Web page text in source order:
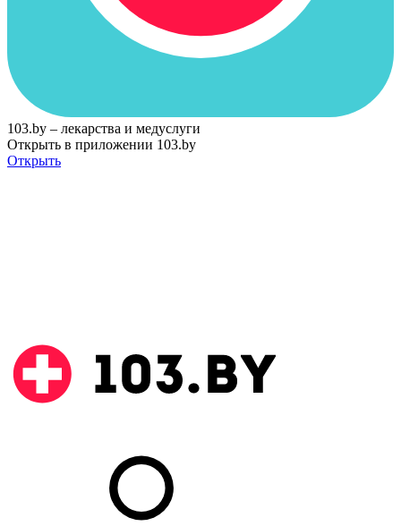
103.by – лекарства и медуслуги
Открыть в приложении 103.by
Открыть